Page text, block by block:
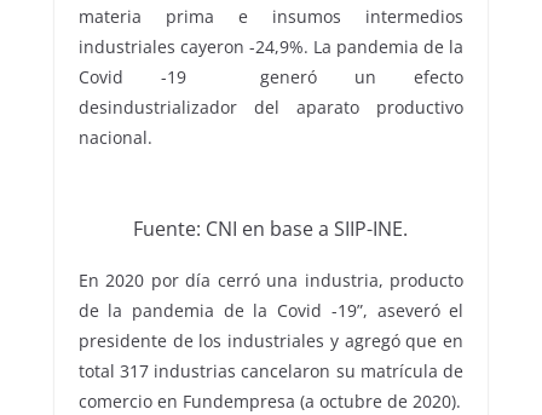
materia prima e insumos intermedios
industriales cayeron -24,9%. La pandemia de la
Covid -19 generó un efecto
desindustrializador del aparato productivo
nacional.
Fuente: CNI en base a SIIP-INE.
En 2020 por día cerró una industria, producto
de la pandemia de la Covid -19”, aseveró el
presidente de los industriales y agregó que en
total 317 industrias cancelaron su matrícula de
comercio en Fundempresa (a octubre de 2020).